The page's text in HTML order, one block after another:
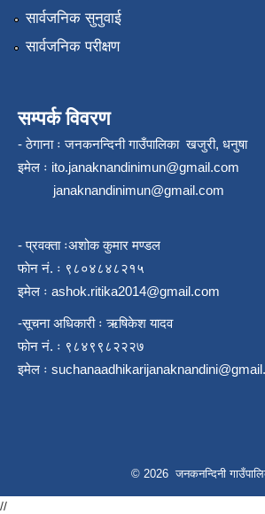
सार्वजनिक सुनुवाई
सार्वजनिक परीक्षण
सम्पर्क विवरण
- ठेगाना ः जनकनन्दिनी गाउँपालिका खजुरी, धनुषा
इमेल ः ito.janaknandinimun@gmail.com
janaknandinimun@gmail.com
- प्रवक्ता ःअशोक कुमार मण्डल
फाेन नं. ः ९८०४८४८२१५
इमेल ः ashok.ritika2014@gmail.com
-सूचना अधिकारी ः ऋषिकेश यादव
फाेन नं. ः ९८४९९८२२२७
इमेल ः
© 2026 जनकनन्दिनी
//